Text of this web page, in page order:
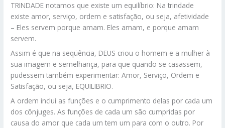
TRINDADE notamos que existe um equilíbrio: Na trindade
existe amor, serviço, ordem e satisfação, ou seja, afetividade
– Eles servem porque amam. Eles amam, e porque amam
servem.
Assim é que na seqüência, DEUS criou o homem e a mulher à
sua imagem e semelhança, para que quando se casassem,
pudessem também experimentar: Amor, Serviço, Ordem e
Satisfação, ou seja, EQUILIBRIO.
A ordem inclui as funções e o cumprimento delas por cada um
dos cônjuges. As funções de cada um são cumpridas por
causa do amor que cada um tem um para com o outro. Por